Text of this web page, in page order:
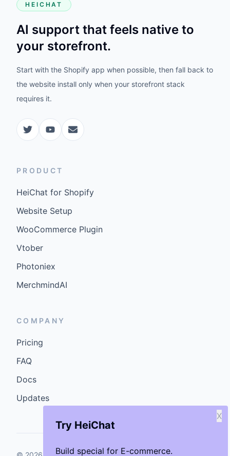
Try HeiChat
Build special for E-commerce.
X
HEICHAT
AI support that feels native to
your storefront.
Start with the Shopify app when possible, then fall back to
the website install only when your storefront stack
requires it.
PRODUCT
HeiChat for Shopify
Website Setup
WooCommerce Plugin
Vtober
Photoniex
MerchmindAI
COMPANY
Pricing
FAQ
Docs
Updates